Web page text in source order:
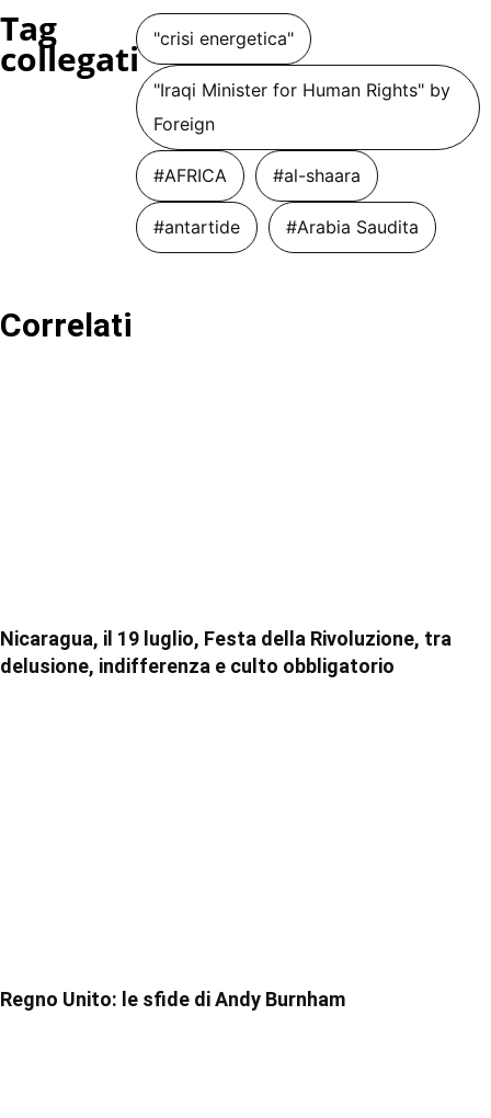
Tag
collegati "crisi energetica"
"Iraqi Minister for Human Rights" by
Foreign
#AFRICA #al-shaara
#antartide #Arabia Saudita
Correlati
Nicaragua, il 19 luglio, Festa della Rivoluzione, tra
delusione, indifferenza e culto obbligatorio
Regno Unito: le sfide di Andy Burnham